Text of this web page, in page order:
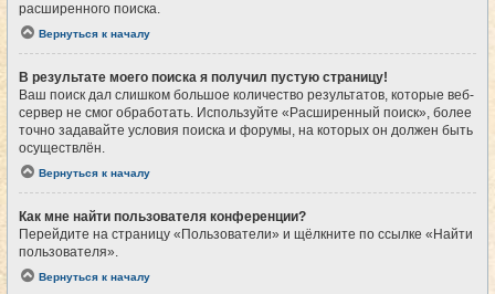
расширенного поиска.
Вернуться к началу
В результате моего поиска я получил пустую страницу!
Ваш поиск дал слишком большое количество результатов, которые веб-
сервер не смог обработать. Используйте «Расширенный поиск», более
точно задавайте условия поиска и форумы, на которых он должен быть
осуществлён.
Вернуться к началу
Как мне найти пользователя конференции?
Перейдите на страницу «Пользователи» и щёлкните по ссылке «Найти
пользователя».
Вернуться к началу